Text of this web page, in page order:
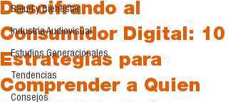
Salud y Bienestar
Industria Audiovisual
Estudios Generacionales
Tendencias
Consejos
Descifrando al
Consumidor Digital: 10
Estrategias para
Comprender a Quien